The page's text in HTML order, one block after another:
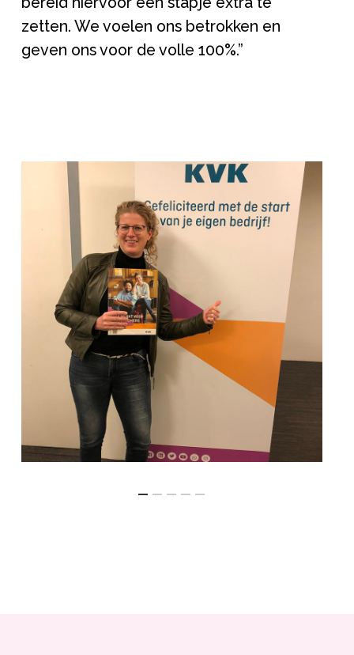
zetten. We voelen ons betrokken en
geven ons voor de volle 100%.”